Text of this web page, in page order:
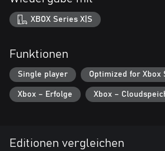
XBOX Series X|S
Funktionen
Single player Optimized for Xbox
Xbox – Erfolge Xbox –
Editionen vergleichen